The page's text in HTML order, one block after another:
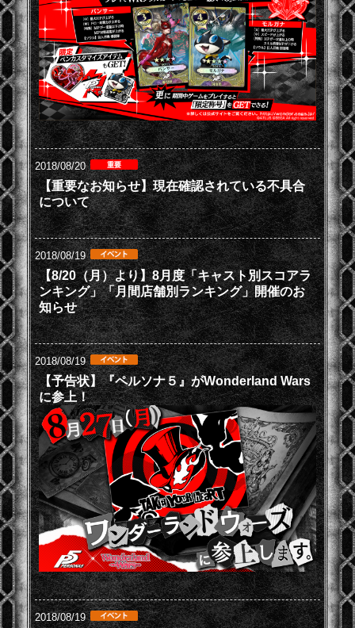
2018/08/20
【重要なお知らせ】現在確認されている不具合
について
2018/08/19
【8/20（月）より】8月度「キャスト別スコアラ
ンキング」「月間店舗別ランキング」開催のお
知らせ
2018/08/19
【予告状】『ペルソナ５』がWonderland Wars
に参上！
2018/08/19